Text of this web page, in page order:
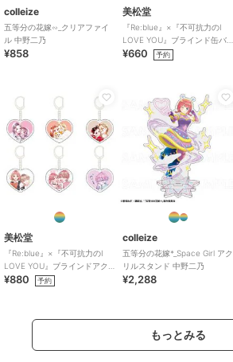
colleize
五等分の花嫁∽_クリアファイ
ル 中野二乃
¥858
美松堂
『Re:blue』×『不可抗力のI
LOVE YOU』ブラインド缶バ
ッジ（全6種）
¥660 予約
美松堂
『Re:blue』×『不可抗力のI
LOVE YOU』ブラインドアク
リルキーホルダー（全6種）
¥880 予約
colleize
五等分の花嫁*_Space Girl アク
リルスタンド 中野二乃
¥2,288
もっとみる